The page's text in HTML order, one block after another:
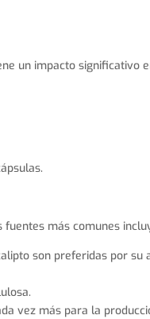
un impacto significativo
más comunes
son preferidas por su
vez más para la